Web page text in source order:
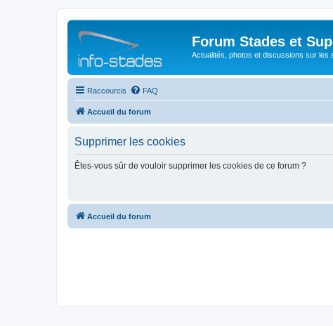
Forum Stades et
Actualités, photos et discussions sur les
Raccourcis FAQ
Accueil du forum
Supprimer les cookies
Êtes-vous sûr de vouloir supprimer les cookies de ce forum ?
Accueil du forum